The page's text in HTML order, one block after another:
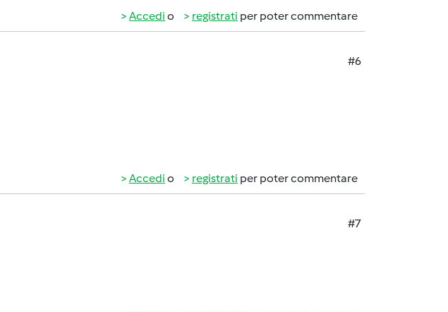
Accedi o registrati per poter commentare
#6
Accedi o registrati per poter commentare
#7